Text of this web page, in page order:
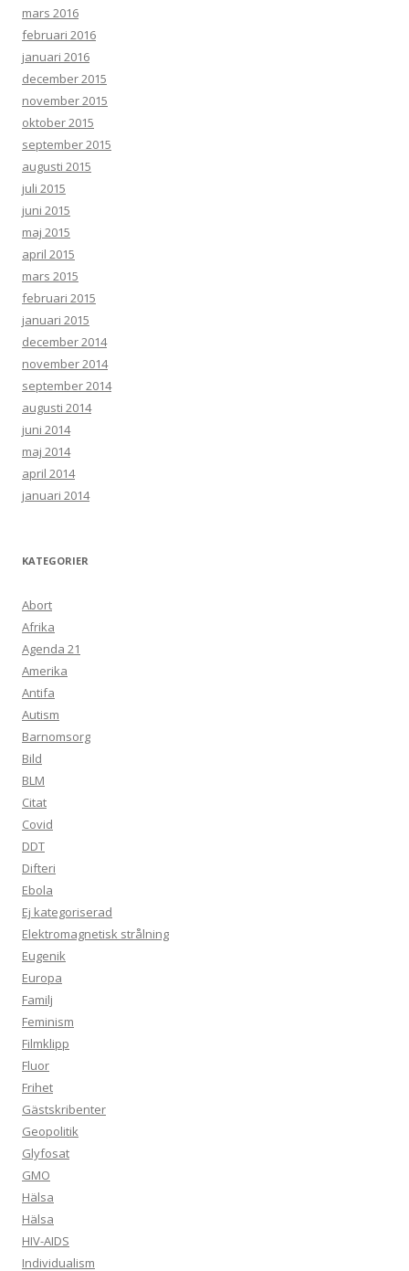
mars 2016
februari 2016
januari 2016
december 2015
november 2015
oktober 2015
september 2015
augusti 2015
juli 2015
juni 2015
maj 2015
april 2015
mars 2015
februari 2015
januari 2015
december 2014
november 2014
september 2014
augusti 2014
juni 2014
maj 2014
april 2014
januari 2014
KATEGORIER
Abort
Afrika
Agenda 21
Amerika
Antifa
Autism
Barnomsorg
Bild
BLM
Citat
Covid
DDT
Difteri
Ebola
Ej kategoriserad
Elektromagnetisk strålning
Eugenik
Europa
Familj
Feminism
Filmklipp
Fluor
Frihet
Gästskribenter
Geopolitik
Glyfosat
GMO
Hälsa
Hälsa
HIV-AIDS
Individualism